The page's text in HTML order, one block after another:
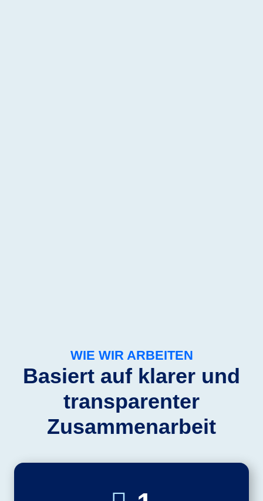
WIE WIR ARBEITEN
Basiert auf klarer und
transparenter
Zusammenarbeit